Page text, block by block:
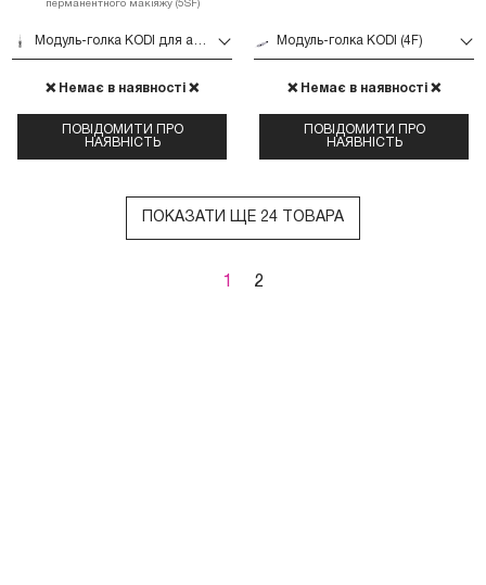
перманентного макіяжу (5SF)
Модуль-голка KODI для апарату перманентного макіяжу (5SF)
❌ Немає в наявності ❌
ПОВІДОМИТИ ПРО
НАЯВНІСТЬ
Модуль-голка KODI (4F)
❌ Немає в наявності ❌
ПОВІДОМИТИ ПРО
НАЯВНІСТЬ
ПОКАЗАТИ ЩЕ 24 ТОВАРА
1 2